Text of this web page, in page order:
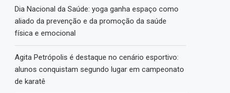
Dia Nacional da Saúde: yoga ganha espaço como
aliado da prevenção e da promoção da saúde
física e emocional
Agita Petrópolis é destaque no cenário esportivo:
alunos conquistam segundo lugar em campeonato
de karatê